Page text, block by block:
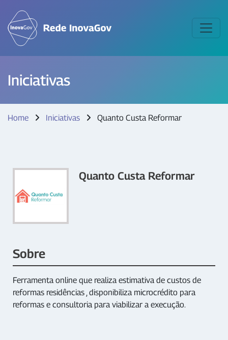
Iniciativas
Home Iniciativas Quanto Custa Reformar
Quanto Custa Reformar
Sobre
Ferramenta online que realiza estimativa de custos de
reformas residências , disponibiliza microcrédito para
reformas e consultoria para viabilizar a execução.